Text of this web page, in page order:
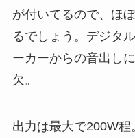
が付いてるので、ほ
るでしょう。デジタ
ーカーからの音出し
欠。
出力は最大で200W